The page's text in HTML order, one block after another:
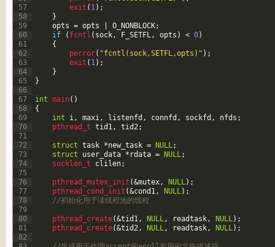
57
58
59
60
61
62
63
64
65
66
67
68
69
70
71
72
73
74
75
76
77
78
79
80
81
82
exit ( 1) ;
}
opts = opts O_NONBLOCK;
if
( fcntl ( sock, F_SETFL, opts ) < 0)
{
perror( "fcntl(sock,SETFL,opts)" ) ;
exit ( 1) ;
}
}
int main( )
{
int
i, maxi, listenfd , connfd , sockfd , nfds ;
pthread_t tid1, tid2;
struct task *new_task = NULL;
struct
user_data * rdata = NULL;
socklen_t clilen;
pthread_mutex_init (&mutex, NULL) ;
pthread_cond_init (&cond1, NULL) ;
//初始化用于读线程池的线程
pthread_create(&tid1, NULL, readtask, NULL) ;
pthread_create(&tid2, NULL, readtask, NULL) ;